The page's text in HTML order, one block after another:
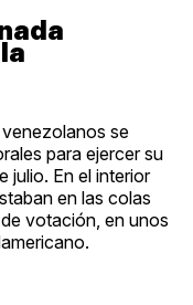
venezolanos se
para ejercer su
julio. En el interior
en las colas
votación, en unos